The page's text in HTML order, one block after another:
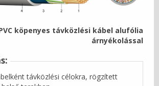
köpenyes távközlési kábel alufólia
árnyékolással
távközlési célokra, rögzített